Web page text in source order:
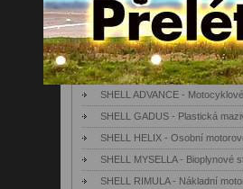
SHELL - AEROSHELL
SHELL - Doplňkové produkty
SHELL - PRŮMYSL
SHELL - Reklamní předměty
SHELL ADVANCE -
SHELL GADUS - Plastická
SHELL HELIX - Osobní
SHELL MYSELLA - Bioplynové
SHELL RIMULA - Nákladní